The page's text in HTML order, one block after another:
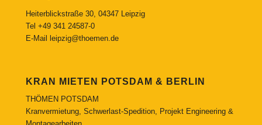
Heiterblickstraße 30, 04347 Leipzig
Tel +49 341 24587-0
E-Mail
leipzig@thoemen.de
KRAN MIETEN POTSDAM & BERLIN
THÖMEN POTSDAM
Kranvermietung, Schwerlast-Spedition, Projekt Engineering &